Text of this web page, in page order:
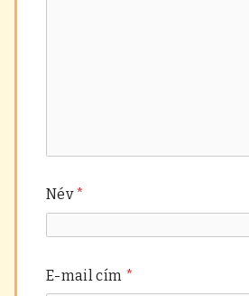
Név*
E-mail cím *